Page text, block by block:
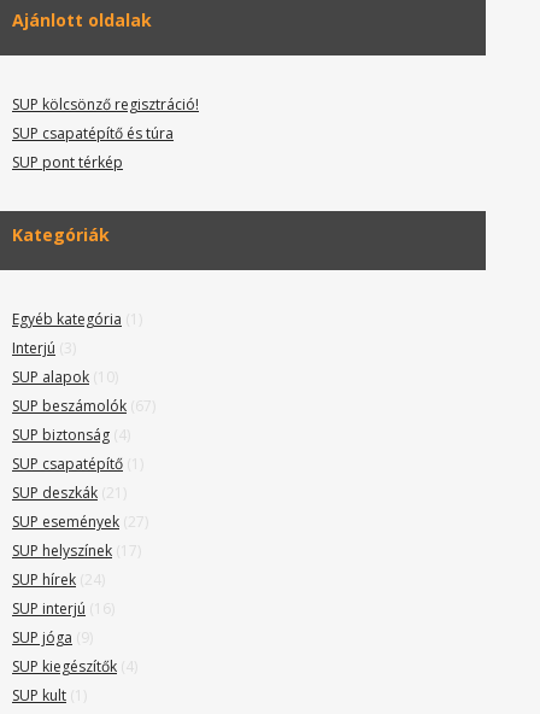
Ajánlott oldalak
SUP kölcsönző regisztráció!
SUP csapatépítő és túra
SUP pont térkép
Kategóriák
Egyéb kategória (1)
Interjú (3)
SUP alapok (10)
SUP beszámolók (67)
SUP biztonság (4)
SUP csapatépítő (1)
SUP deszkák (21)
SUP események (27)
SUP helyszínek (17)
SUP hírek (24)
SUP interjú (16)
SUP jóga (9)
SUP kiegészítők (4)
SUP kult (1)